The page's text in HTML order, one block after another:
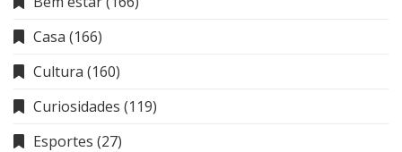
Casa (166)
Cultura (160)
Curiosidades (119)
Esportes (27)